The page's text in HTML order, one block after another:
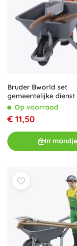
Bruder Bworld set
gemeentelijke dienst
figuur
Op voorraad
€ 11,50
In mandje